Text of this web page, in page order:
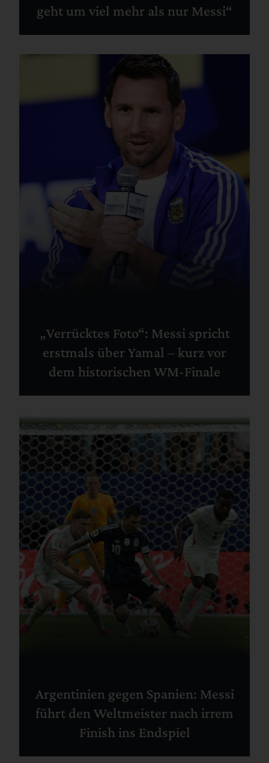
geht um viel mehr als nur Messi“
„Verrücktes Foto“: Messi spricht
erstmals über Yamal – kurz vor
dem historischen WM-Finale
Argentinien gegen Spanien: Messi
führt den Weltmeister nach irrem
Finish ins Endspiel